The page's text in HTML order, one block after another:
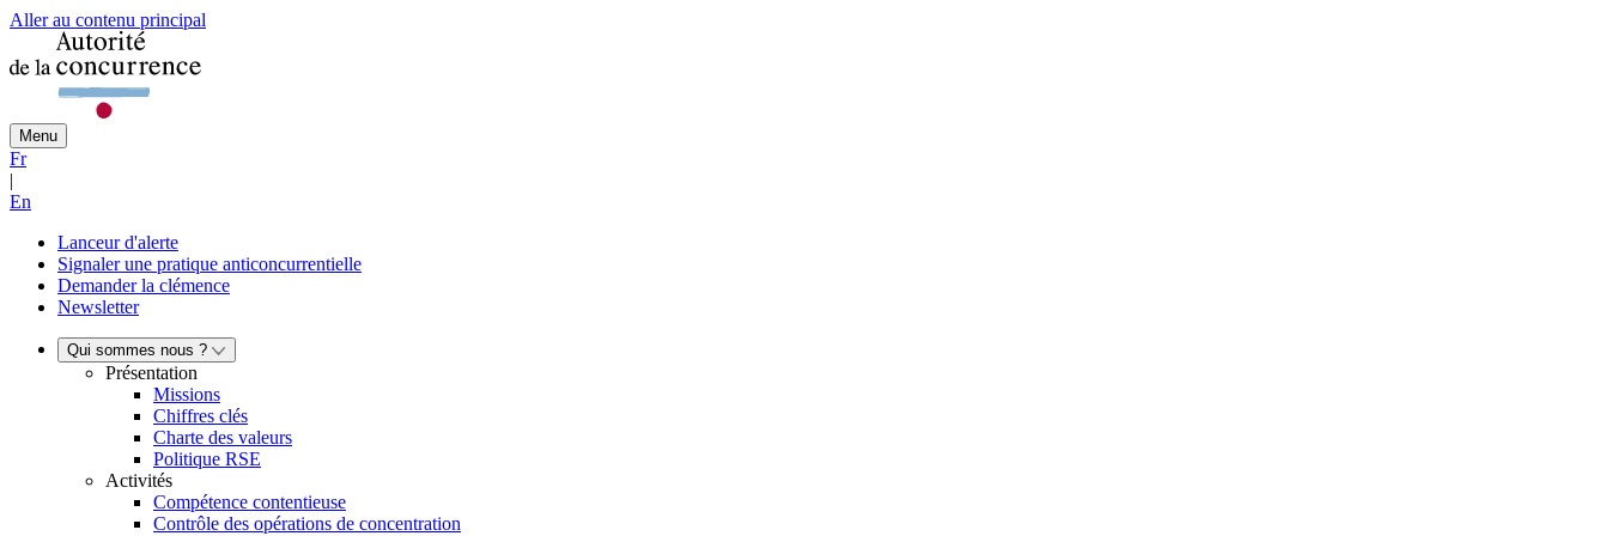
Aller au contenu principal
Menu
Fr
|
En
Lanceur d'alerte
Signaler une pratique anticoncurrentielle
Demander la clémence
Newsletter
Qui sommes nous ?
Présentation
Missions
Chiffres clés
Charte des valeurs
Politique RSE
Activités
Compétence contentieuse
Contrôle des opérations de concentration